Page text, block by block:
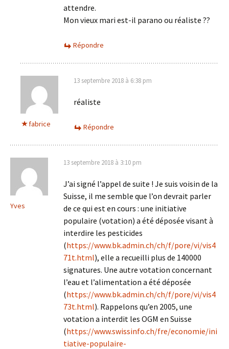
attendre.
Mon vieux mari est-il parano ou réaliste ??
Répondre
fabrice
13 septembre 2018 à 6:38 pm
réaliste
Répondre
Yves
13 septembre 2018 à 3:10 pm
J’ai signé l’appel de suite ! Je suis voisin de la
Suisse, il me semble que l’on devrait parler
de ce qui est en cours : une initiative
populaire (votation) a été déposée visant à
interdire les pesticides
(https://www.bk.admin.ch/ch/f/pore/vi/vis4
71t.html), elle a recueilli plus de 140000
signatures. Une autre votation concernant
l’eau et l’alimentation a été déposée
(https://www.bk.admin.ch/ch/f/pore/vi/vis4
73t.html). Rappelons qu’en 2005, une
votation a interdit les OGM en Suisse
(https://www.swissinfo.ch/fre/economie/ini
tiative-populaire-